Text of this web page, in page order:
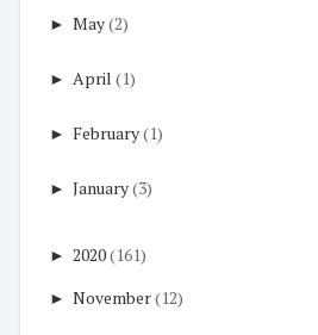
► May(2)
► April (1)
► February(1)
► January(3)
► 2020(161)
► November(12)